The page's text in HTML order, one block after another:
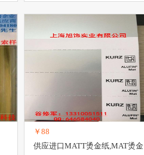
￥88
供应进口MATT烫金纸,MAT烫金